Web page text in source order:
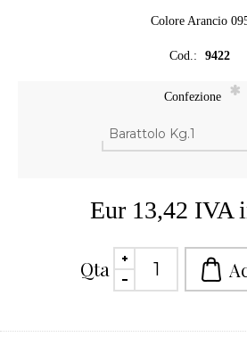
Colore Arancio
Cod.: 9422
Confezione *
Eur 13,42 IVA
Qta